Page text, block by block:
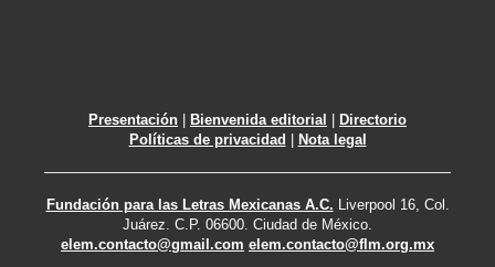
Presentación | Bienvenida editorial | Directorio
Políticas de privacidad | Nota legal
Fundación para las Letras Mexicanas A.C. Liverpool 16, Col.
Juárez. C.P. 06600. Ciudad de México.
elem.contacto@gmail.com elem.contacto@flm.org.mx